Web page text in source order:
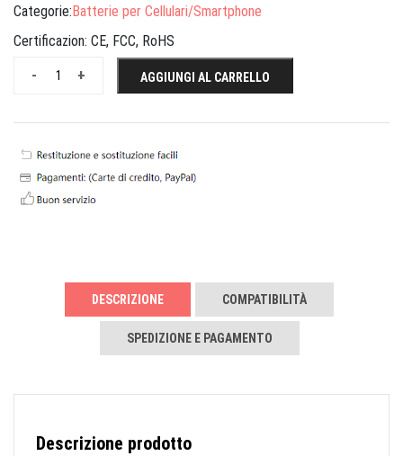
Categorie:Batterie per Cellulari/Smartphone
Certificazion: CE, FCC, RoHS
+
- AGGIUNGI AL CARRELLO
DESCRIZIONE COMPATIBILITÀ
SPEDIZIONE E PAGAMENTO
Descrizione prodotto